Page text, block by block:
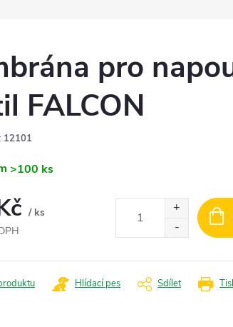
pro
FALCON
12101
>100 ks
/ ks
Hlídací pes Sdílet